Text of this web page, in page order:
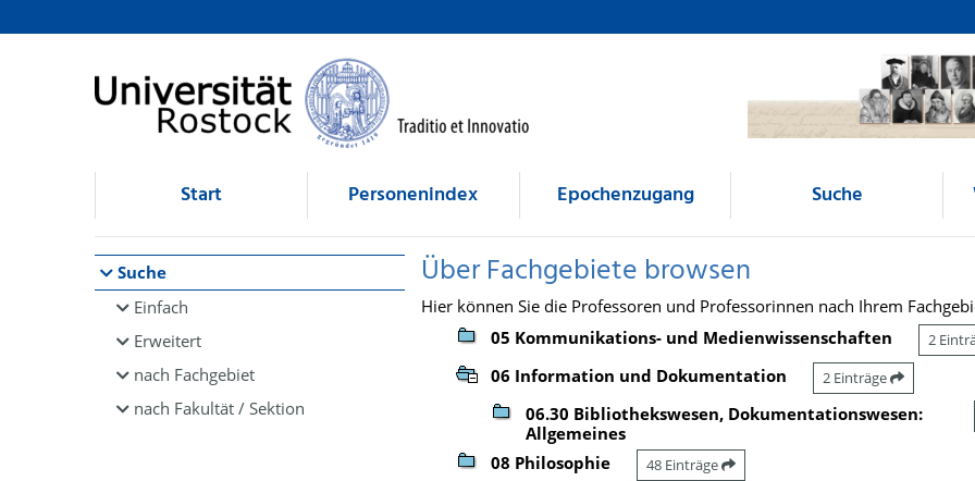
Browsen
direkt zum Inhalt
Start Personenindex Epochenzugang Suche
Suche
Einfach
Erweitert
nach Fachgebiet
nach Fakultät / Sektion
Über Fachgebiete browsen
Hier können Sie die Professoren und Professorinnen nach Ihrem
05 Kommunikations- und Medienwissenschaften
2
06 Information und Dokumentation 2 Einträge
06.30 Bibliothekswesen, Dokumentationswesen:
Allgemeines
08 Philosophie 48 Einträge